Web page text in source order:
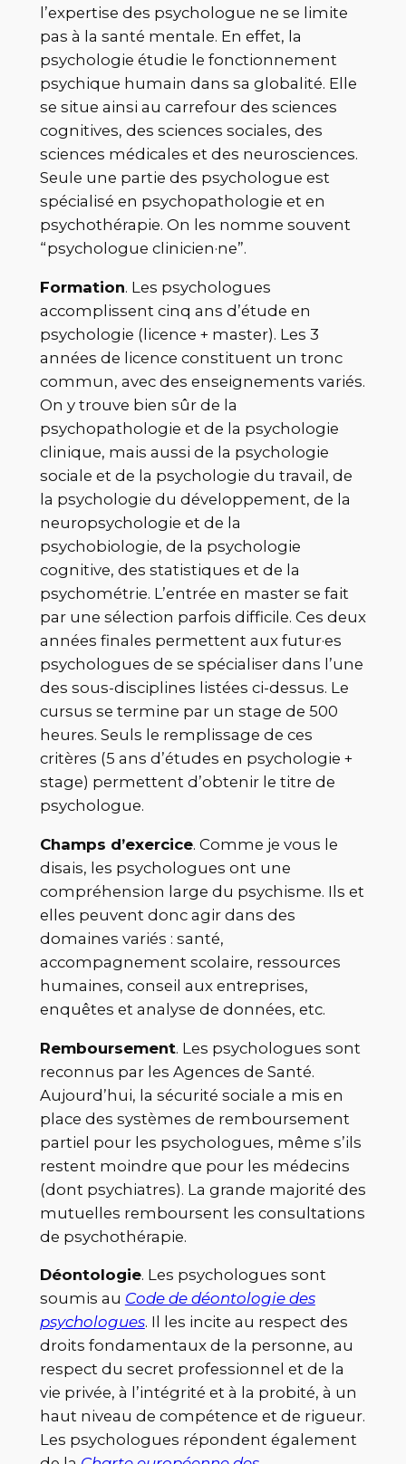
l’expertise des psychologue ne se limite
pas à la santé mentale. En effet, la
psychologie étudie le fonctionnement
psychique humain dans sa globalité. Elle
se situe ainsi au carrefour des sciences
cognitives, des sciences sociales, des
sciences médicales et des neurosciences.
Seule une partie des psychologue est
spécialisé en psychopathologie et en
psychothérapie. On les nomme souvent
“psychologue clinicien·ne”.
Formation. Les psychologues
accomplissent cinq ans d’étude en
psychologie (licence + master). Les 3
années de licence constituent un tronc
commun, avec des enseignements variés.
On y trouve bien sûr de la
psychopathologie et de la psychologie
clinique, mais aussi de la psychologie
sociale et de la psychologie du travail, de
la psychologie du développement, de la
neuropsychologie et de la
psychobiologie, de la psychologie
cognitive, des statistiques et de la
psychométrie. L’entrée en master se fait
par une sélection parfois difficile. Ces deux
années finales permettent aux futur·es
psychologues de se spécialiser dans l’une
des sous-disciplines listées ci-dessus. Le
cursus se termine par un stage de 500
heures. Seuls le remplissage de ces
critères (5 ans d’études en psychologie +
stage) permettent d’obtenir le titre de
psychologue.
Champs d’exercice. Comme je vous le
disais, les psychologues ont une
compréhension large du psychisme. Ils et
elles peuvent donc agir dans des
domaines variés : santé,
accompagnement scolaire, ressources
humaines, conseil aux entreprises,
enquêtes et analyse de données, etc.
Remboursement. Les psychologues sont
reconnus par les Agences de Santé.
Aujourd’hui, la sécurité sociale a mis en
place des systèmes de remboursement
partiel pour les psychologues, même s’ils
restent moindre que pour les médecins
(dont psychiatres). La grande majorité des
mutuelles remboursent les consultations
de psychothérapie.
Déontologie. Les psychologues sont
soumis au Code de déontologie des
psychologues. Il les incite au respect des
droits fondamentaux de la personne, au
respect du secret professionnel et de la
vie privée, à l’intégrité et à la probité, à un
haut niveau de compétence et de rigueur.
Les psychologues répondent également